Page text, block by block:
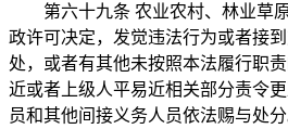
第六十九条 农业农村、林业草
政许可决定，发觉违法行为或者接
处，或者有其他未按照本法履行职
近或者上级人平易近相关部分责令
员和其他间接义务人员依法赐与处分